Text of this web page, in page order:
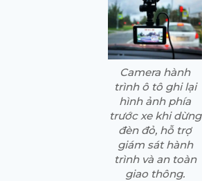
Camera hành
trình ô tô ghi lại
hình ảnh phía
trước xe khi dừng
đèn đỏ, hỗ trợ
giám sát hành
trình và an toàn
giao thông.